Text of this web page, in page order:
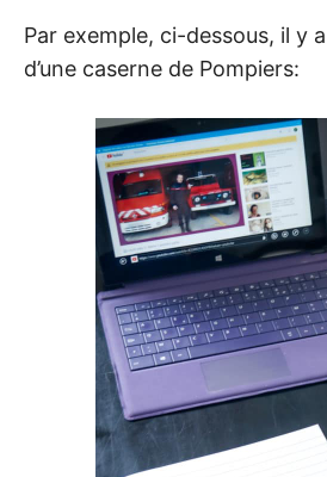
Par exemple, ci-dessous, il y
d’une caserne de Pompiers: